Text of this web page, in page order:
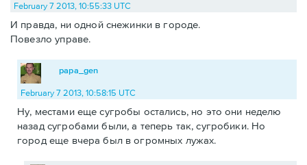
February 7 2013, 10:55:33 UTC
И правда, ни одной снежинки в городе.
Повезло управе.
papa_gen
February 7 2013, 10:58:15 UTC
Ну, местами еще сугробы остались, но это они неделю
назад сугробами были, а теперь так, сугробики. Но
город еще вчера был в огромных лужах.